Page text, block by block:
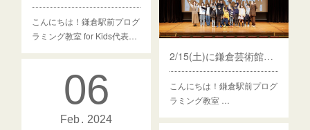
こんにちは！鎌倉駅前プログ
ラミング教室 for Kids代表…
2/15(土)に鎌倉芸術館で発表会を開催しました
こんにちは！鎌倉駅前プログ
ラミング教室 …
06
Feb 2024